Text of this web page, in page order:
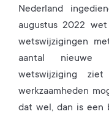
Nederland
augustus 2022
wetswijzigingen
aantal nieuwe
wetswijziging ziet
werkzaamheden
dat wel, dan is een